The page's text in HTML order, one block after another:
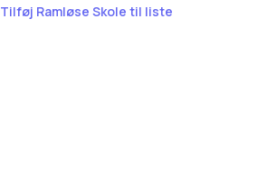
Tilføj Ramløse Skole til liste